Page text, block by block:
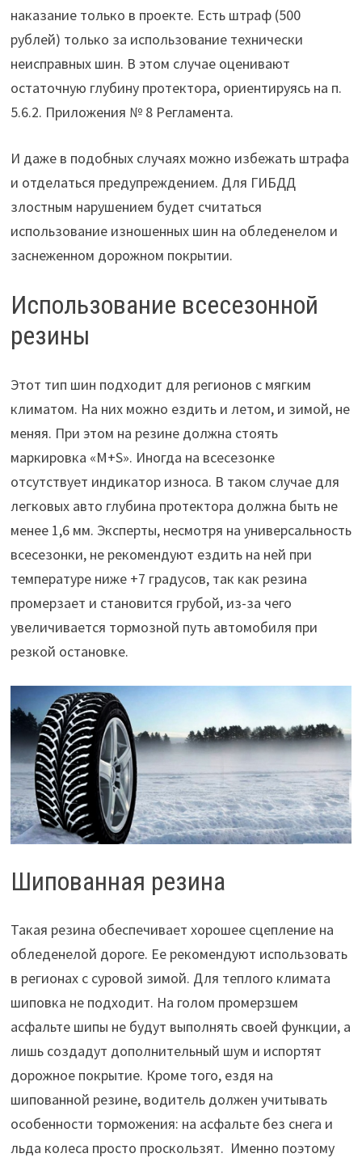
наказание только в проекте. Есть штраф (500
рублей) только за использование технически
неисправных шин. В этом случае оценивают
остаточную глубину протектора, ориентируясь на п.
5.6.2. Приложения № 8 Регламента.
И даже в подобных случаях можно избежать штрафа
и отделаться предупреждением. Для ГИБДД
злостным нарушением будет считаться
использование изношенных шин на обледенелом и
заснеженном дорожном покрытии.
Использование всесезонной
резины
Этот тип шин подходит для регионов с мягким
климатом. На них можно ездить и летом, и зимой, не
меняя. При этом на резине должна стоять
маркировка «M+S». Иногда на всесезонке
отсутствует индикатор износа. В таком случае для
легковых авто глубина протектора должна быть не
менее 1,6 мм. Эксперты, несмотря на универсальность
всесезонки, не рекомендуют ездить на ней при
температуре ниже +7 градусов, так как резина
промерзает и становится грубой, из-за чего
увеличивается тормозной путь автомобиля при
резкой остановке.
Шипованная резина
Такая резина обеспечивает хорошее сцепление на
обледенелой дороге. Ее рекомендуют использовать
в регионах с суровой зимой. Для теплого климата
шиповка не подходит. На голом промерзшем
асфальте шипы не будут выполнять своей функции, а
лишь создадут дополнительный шум и испортят
дорожное покрытие. Кроме того, ездя на
шипованной резине, водитель должен учитывать
особенности торможения: на асфальте без снега и
льда колеса просто проскользят. Именно поэтому